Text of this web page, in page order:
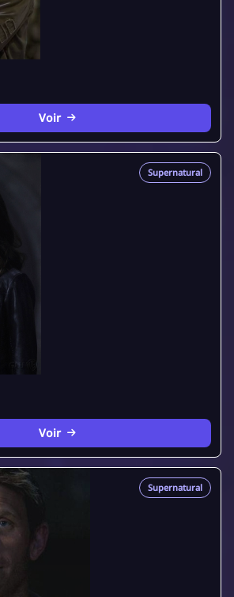
Voir
Supernatural
Voir
Supernatural